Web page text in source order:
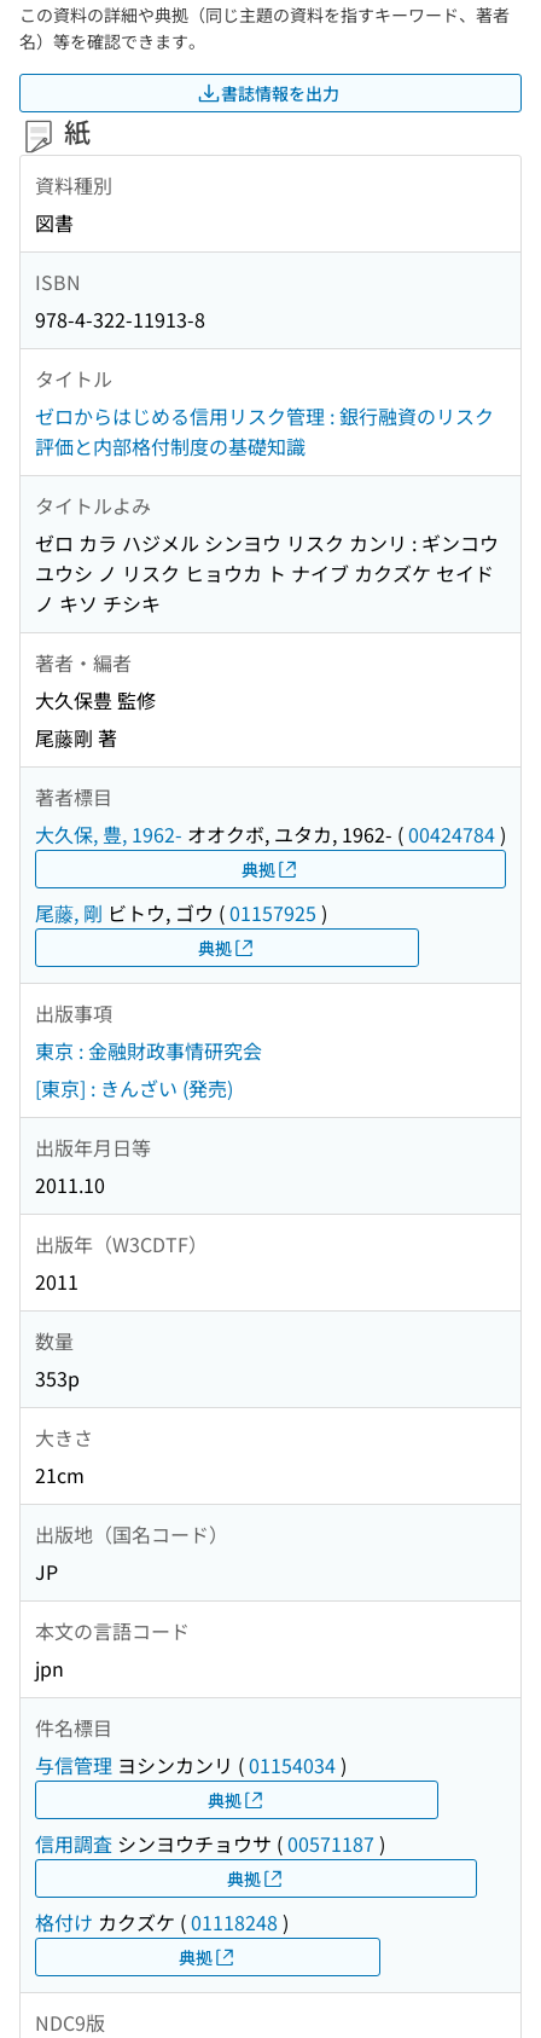
この資料の詳細や典拠（同じ主題の資料を指すキーワード、著者
名）等を確認できます。
書誌情報を出力
紙
資料種別
図書
ISBN
978-4-322-11913-8
タイトル
ゼロからはじめる信用リスク管理 : 銀行融資のリスク
評価と内部格付制度の基礎知識
タイトルよみ
ゼロ カラ ハジメル シンヨウ リスク カンリ : ギンコウ
ユウシ ノ リスク ヒョウカ ト ナイブ カクズケ セイド
ノ キソ チシキ
著者・編者
大久保豊 監修
尾藤剛 著
著者標目
大久保, 豊, 1962- オオクボ, ユタカ, 1962- (00424784)
典拠
尾藤, 剛 ビトウ, ゴウ (01157925 )
典拠
出版事項
東京 : 金融財政事情研究会
[東京] : きんざい (発売)
出版年月日等
2011.10
出版年（W3CDTF）
2011
数量
353p
大きさ
21cm
出版地（国名コード）
JP
本文の言語コード
jpn
件名標目
与信管理 ヨシンカンリ (01154034)
典拠
信用調査 シンヨウチョウサ (00571187 )
典拠
格付け カクズケ (01118248 )
典拠
NDC9版